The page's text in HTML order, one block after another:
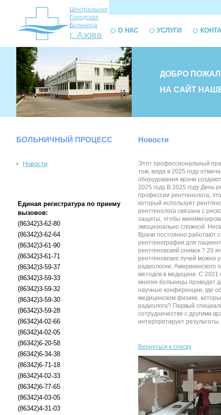
Центральная
Городская
Больница
г. Азова О НАС УСЛУГИ
ДОБРО
НА САЙТ
БОЛЬНИЧНЫЙ ПРОЦЕСС
Новости
Единая регистратура по приему
вызовов:
(86342)3-62-80
(86342)3-62-64
(86342)3-61-90
(86342)3-61-71
(86342)3-59-37
(86342)3-59-33
(86342)3-59-32
(86342)3-59-30
(86342)3-59-28
(86342)4-02-66
(86342)4-02-05
(86342)6-20-58
(86342)6-34-38
(86342)6-71-18
(86342)4-02-33
(86342)6-77-65
(86342)4-03-05
(86342)4-31-03
Новости
Этот профессиональный
том, когда в 2025 году
оборудования врачи
2025 году В 2025 году День
профессии рентгенолога,
который использует
рентгенолога связана с
защиты, чтобы
эмоционально сложной.
Врачи постоянно работают
рентгенографии для
рентгеновский снимок ? 20
рентгеновских лучей можно
радиологии, Американского
методов в медицине. С 2021
многие больницы проводят
научные конференции, где
медицинском физике,
радиолога? Первый
сотрудничестве с другими
интерпретирует
Вернуться к списку